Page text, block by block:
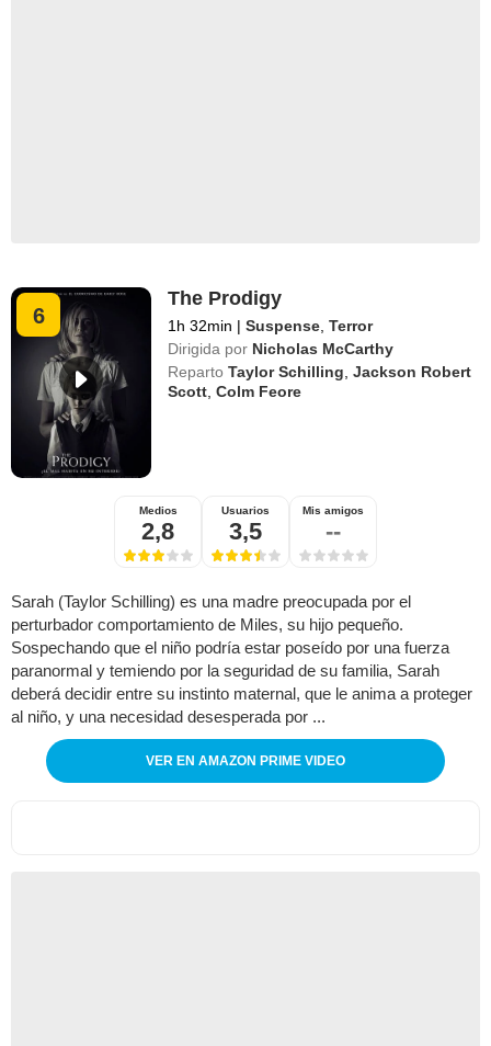
6
The Prodigy
1h 32min | Suspense ,Terror
Dirigida por Nicholas McCarthy
Reparto Taylor Schilling ,Jackson Robert
Scott ,Colm Feore
Medios
2,8
Usuarios
3,5
Mis amigos
--
Sarah (Taylor Schilling) es una madre preocupada por el
perturbador comportamiento de Miles, su hijo pequeño.
Sospechando que el niño podría estar poseído por una fuerza
paranormal y temiendo por la seguridad de su familia, Sarah
deberá decidir entre su instinto maternal, que le anima a proteger
al niño, y una necesidad desesperada por ...
VER EN AMAZON PRIME VIDEO